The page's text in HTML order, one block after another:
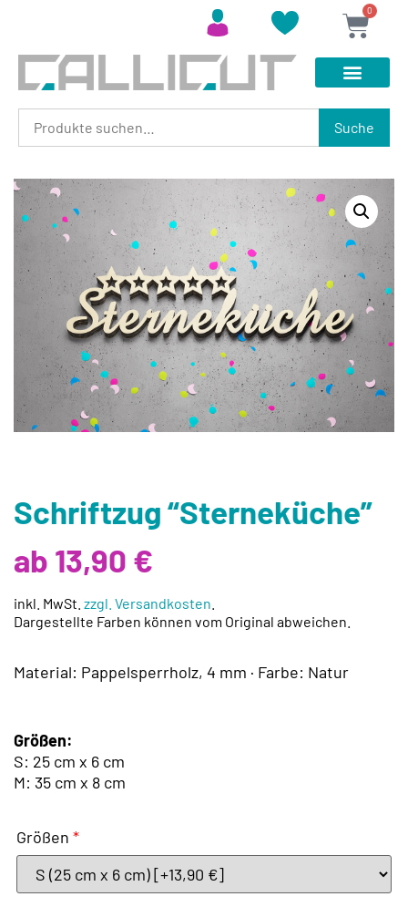
0
Suche
Schriftzug “Sterneküche”
ab 13,90 €
inkl. MwSt. zzgl. Versandkosten
Dargestellte Farben können vom Original abweichen.
Material: Pappelsperrholz, 4 mm · Farbe: Natur
Größen:
S: 25 cm x 6 cm
M: 35 cm x 8 cm
Größen *